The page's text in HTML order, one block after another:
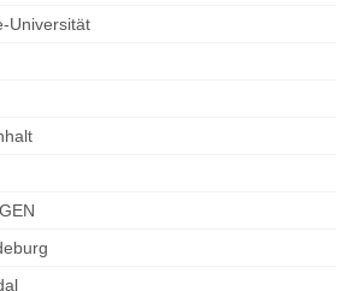
Universität